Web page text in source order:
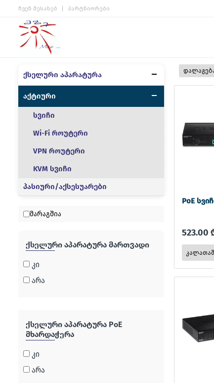
ჩვენ შესახებ პარტნიორები
ქსელური აპარატურა
აქტიური
სვიჩი
Wi-Fi როუტერი
VPN როუტერი
KVM სვიჩი
პასიური/აქსესუარები
მარაგშია
ქსელური აპარატურა მართვადი
კი
არა
ქსელური აპარატურა PoE
მხარდაჭერა
კი
არა
PoE
523.00